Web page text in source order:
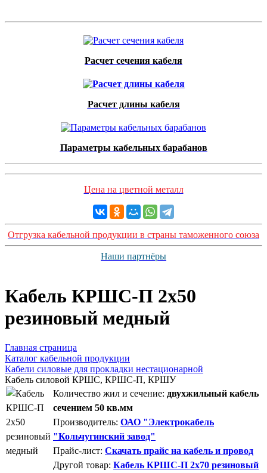
Расчет сечения кабеля
Расчет длины кабеля
Параметры кабельных барабанов
Цена на цветной металл
Отгрузка кабельной продукции в страны таможенного союза
Наши партнёры
Кабель КРШС-П 2x50
резиновый медный
Главная страница
Каталог кабельной продукции
Кабели силовые для прокладки нестационарной
Кабель силовой КРШС, КРШС-П, КРШУ
Количество жил и сечение: двухжильный кабель
сечением 50 кв.мм
Производитель: ОАО "Электрокабель
"Кольчугинский завод"
Прайс-лист: Скачать прайс на кабель и провод
Другой товар: Кабель КРШС-П 2x70 резиновый